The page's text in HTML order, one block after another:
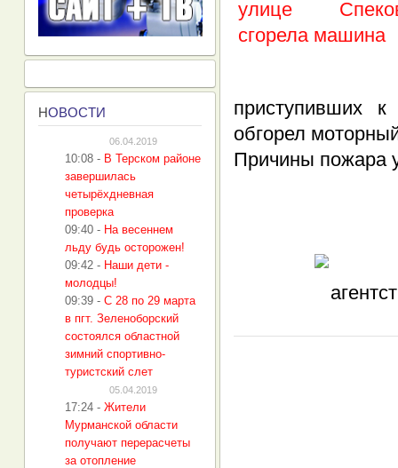
приступивших
обгорел
Причины пожара
НОВОСТИ
06.04.2019
10:08 - В Терском районе
завершилась
четырёхдневная
проверка
09:40 - На весеннем
льду будь осторожен!
09:42 - Наши дети -
молодцы!
09:39 - С 28 по 29 марта
в пгт. Зеленоборский
состоялся областной
зимний спортивно-
туристский слет
05.04.2019
17:24 - Жители
Мурманской области
получают перерасчеты
за отопление